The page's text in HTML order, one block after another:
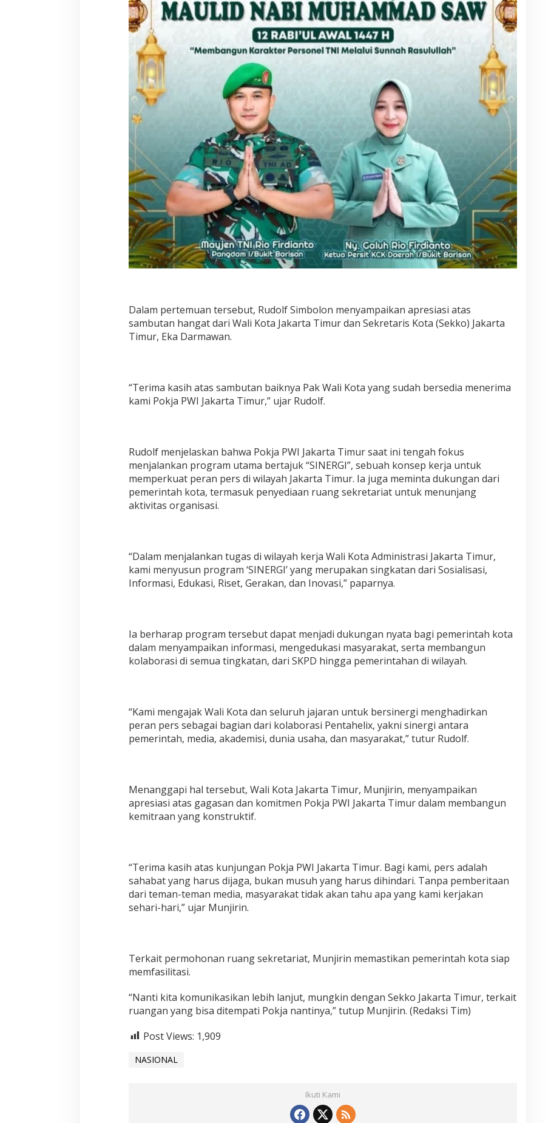
Dalam pertemuan tersebut, Rudolf Simbolon menyampaikan apresiasi atas
sambutan hangat dari Wali Kota Jakarta Timur dan Sekretaris Kota (Sekko) Jakarta
Timur, Eka Darmawan.
“Terima kasih atas sambutan baiknya Pak Wali Kota yang sudah bersedia menerima
kami Pokja PWI Jakarta Timur,” ujar Rudolf.
Rudolf menjelaskan bahwa Pokja PWI Jakarta Timur saat ini tengah fokus
menjalankan program utama bertajuk “SINERGI”, sebuah konsep kerja untuk
memperkuat peran pers di wilayah Jakarta Timur. Ia juga meminta dukungan dari
pemerintah kota, termasuk penyediaan ruang sekretariat untuk menunjang
aktivitas organisasi.
“Dalam menjalankan tugas di wilayah kerja Wali Kota Administrasi Jakarta Timur,
kami menyusun program ‘SINERGI’ yang merupakan singkatan dari Sosialisasi,
Informasi, Edukasi, Riset, Gerakan, dan Inovasi,” paparnya.
Ia berharap program tersebut dapat menjadi dukungan nyata bagi pemerintah kota
dalam menyampaikan informasi, mengedukasi masyarakat, serta membangun
kolaborasi di semua tingkatan, dari SKPD hingga pemerintahan di wilayah.
“Kami mengajak Wali Kota dan seluruh jajaran untuk bersinergi menghadirkan
peran pers sebagai bagian dari kolaborasi Pentahelix, yakni sinergi antara
pemerintah, media, akademisi, dunia usaha, dan masyarakat,” tutur Rudolf.
Menanggapi hal tersebut, Wali Kota Jakarta Timur, Munjirin, menyampaikan
apresiasi atas gagasan dan komitmen Pokja PWI Jakarta Timur dalam membangun
kemitraan yang konstruktif.
“Terima kasih atas kunjungan Pokja PWI Jakarta Timur. Bagi kami, pers adalah
sahabat yang harus dijaga, bukan musuh yang harus dihindari. Tanpa pemberitaan
dari teman-teman media, masyarakat tidak akan tahu apa yang kami kerjakan
sehari-hari,” ujar Munjirin.
Terkait permohonan ruang sekretariat, Munjirin memastikan pemerintah kota siap
memfasilitasi.
“Nanti kita komunikasikan lebih lanjut, mungkin dengan Sekko Jakarta Timur, terkait
ruangan yang bisa ditempati Pokja nantinya,” tutup Munjirin. (Redaksi Tim)
Post Views: 1,909
NASIONAL
Ikuti Kami